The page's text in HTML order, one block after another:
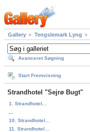
Gallery Tengslemark Lyng
Avanceret Søgning
Start Fremvisning
Strandhotel "Sejrø Bugt"
1. Strandhotel...
10. Strandhotel...
11. Strandhotel...